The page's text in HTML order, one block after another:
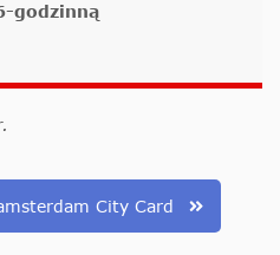
godzinną
City Card